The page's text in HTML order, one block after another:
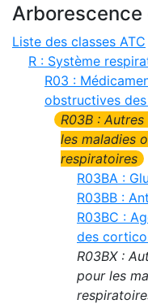
Liste des classes ATC
R : Système
R03 :
obstructives
R03B :
les maladies
respiratoires
R03BA :
R03BB :
R03BC :
des
R03BX :
pour les